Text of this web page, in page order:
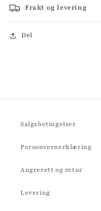
Frakt og levering
Del
Salgsbetingelser
Personvernerklæring
Angrerett og retur
Levering